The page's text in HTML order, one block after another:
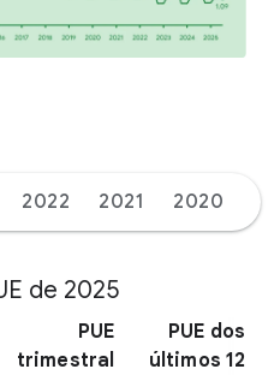
2022 2021 2020
de 2025
PUE
trimestral
PUE dos
últimos 12